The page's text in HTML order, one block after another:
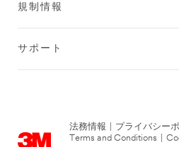
規制情報
サポート
法務情報 プライバシー
Terms and Conditions